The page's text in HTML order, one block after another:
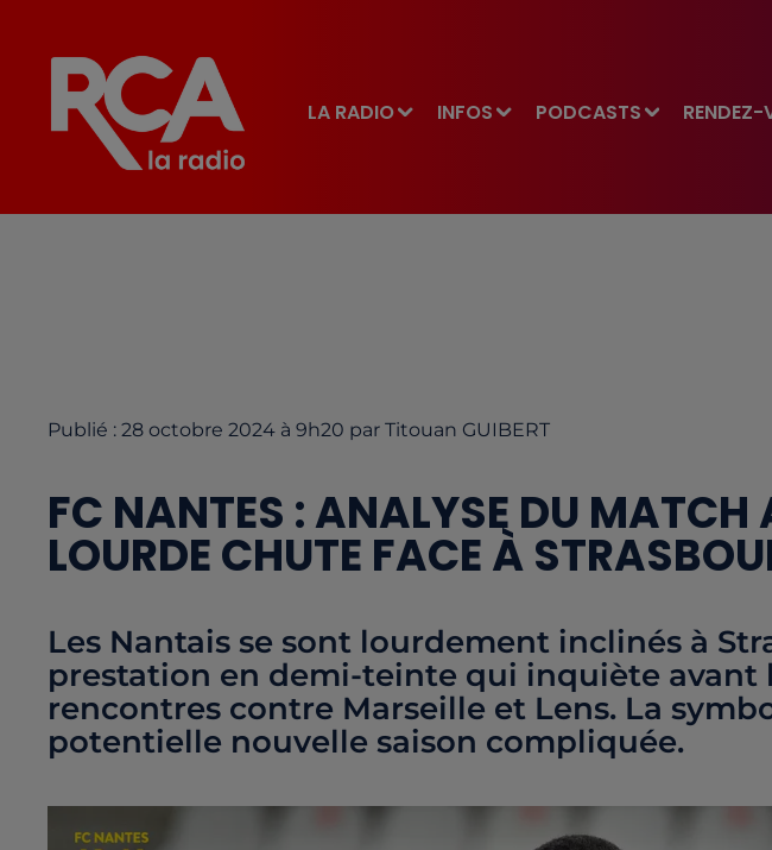
LA RADIO INFOS PODCASTS RENDEZ-
Publié : 28 octobre 2024 à 9h20 par Titouan GUIBERT
FC NANTES : ANALYSE DU MATCH
LOURDE CHUTE FACE À
Les Nantais se sont lourdement inclinés à
prestation en demi-teinte qui inquiète avant
rencontres contre Marseille et Lens. La
potentielle nouvelle saison compliquée.